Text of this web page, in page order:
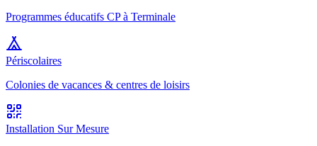
Programmes éducatifs CP à Terminale
Périscolaires
Colonies de vacances & centres de loisirs
Installation Sur Mesure